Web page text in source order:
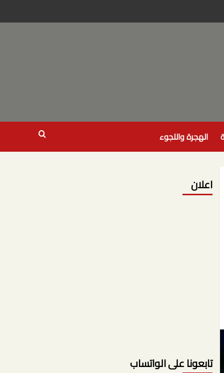
الهجرة واللجوء
اعلان
تابعونا على الواتساب